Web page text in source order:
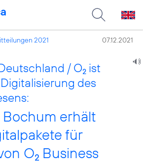
2021 07.12.2021
/ O2 ist
des
Bochum erhält
für
O2 Business